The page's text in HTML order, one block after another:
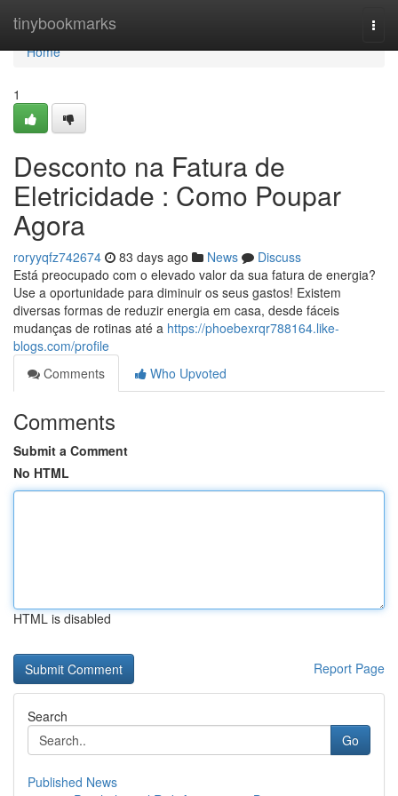
tinybookmarks
Home
Home
1
Desconto na Fatura de
Eletricidade : Como Poupar
Agora
roryyqfz742674 83 days ago News
Discuss
Está preocupado com o elevado valor da sua fatura de energia?
Use a oportunidade para diminuir os seus gastos! Existem
diversas formas de reduzir energia em casa, desde fáceis
mudanças de rotinas até a https://phoebexrqr788164.like-
blogs.com/profile
Comments
Who Upvoted
Comments
Submit a Comment
No HTML
HTML is disabled
Report Page
Search
Go
Published News